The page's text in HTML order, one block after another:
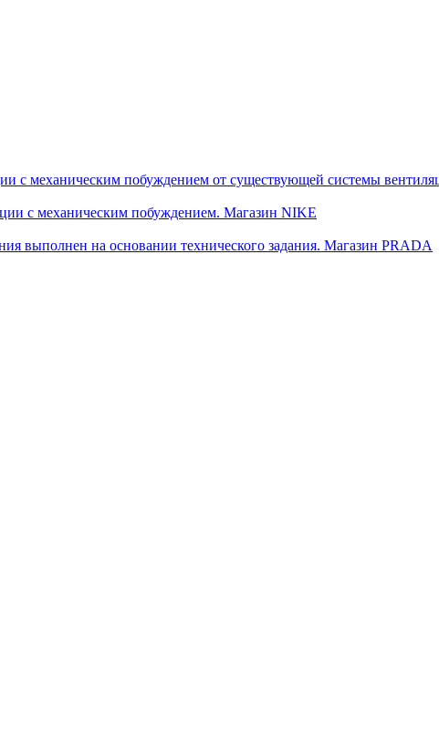
с механическим побуждением от существующей системы
с механическим побуждением. Магазин NIKE
выполнен на основании технического задания. Магазин PRADA